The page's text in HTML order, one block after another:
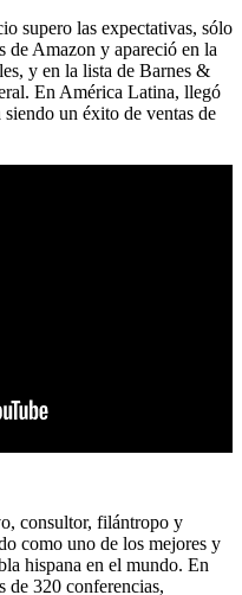
supero las expectativas, sólo
de Amazon y apareció en la
y en la lista de Barnes &
En América Latina, llegó
un éxito de ventas de
consultor, filántropo y
como uno de los mejores y
hispana en el mundo. En
de 320 conferencias,